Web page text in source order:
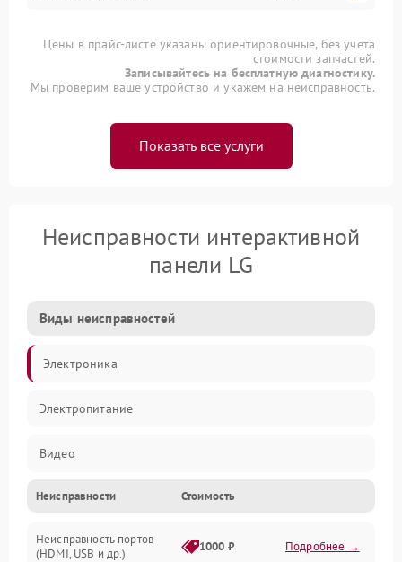
Цены в прайс-листе указаны ориентировочные, без учета
стоимости запчастей.
Записывайтесь на бесплатную диагностику.
Мы проверим ваше устройство и укажем на неисправность.
Показать все услуги
Неисправности интерактивной
панели LG
Виды неисправностей
Электроника
Электропитание
Видео
Сенсор
Сенсорный экран
Неисправности Стоимость
Неисправность портов
(HDMI, USB и др.)
1000 ₽ Подробнее →